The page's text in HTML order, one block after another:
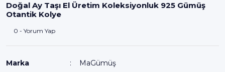
Doğal Ay Taşı El Üretim Koleksiyonluk 925 Gümüş
Otantik Kolye
0 - Yorum Yap
Marka
MaGümüş